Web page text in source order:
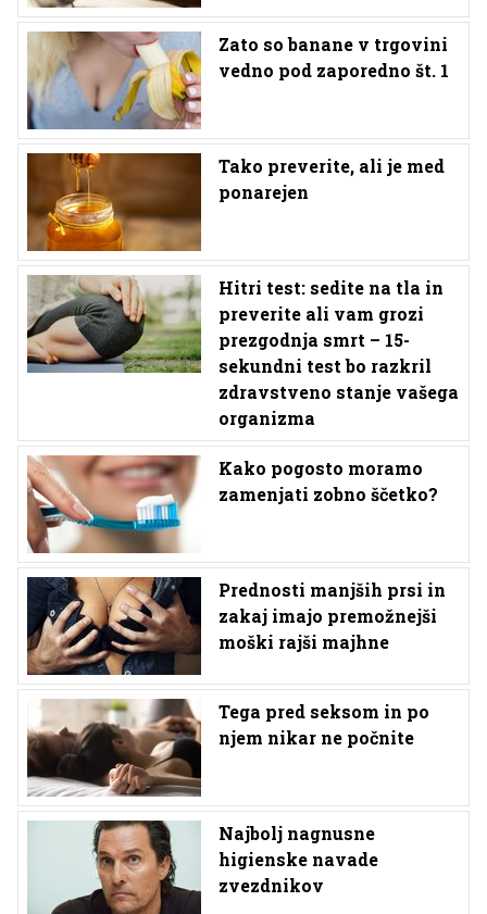
Zato so banane v trgovini
vedno pod zaporedno št. 1
Tako preverite, ali je med
ponarejen
Hitri test: sedite na tla in
preverite ali vam grozi
prezgodnja smrt – 15-
sekundni test bo razkril
zdravstveno stanje vašega
organizma
Kako pogosto moramo
zamenjati zobno ščetko?
Prednosti manjših prsi in
zakaj imajo premožnejši
moški rajši majhne
Tega pred seksom in po
njem nikar ne počnite
Najbolj nagnusne
higienske navade
zvezdnikov